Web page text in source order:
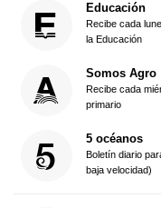
Educación
Recibe cada
la Educación
Somos Agro
Recibe cada
primario
5 océanos
Boletín diario
baja velocidad)